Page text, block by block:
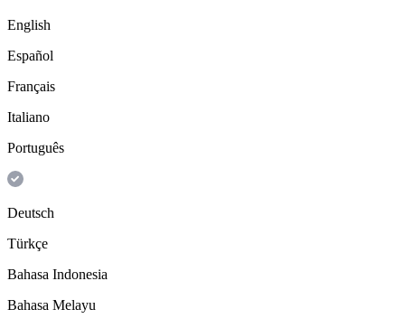
English
Español
Français
Italiano
Português
Deutsch
Türkçe
Bahasa Indonesia
Bahasa Melayu